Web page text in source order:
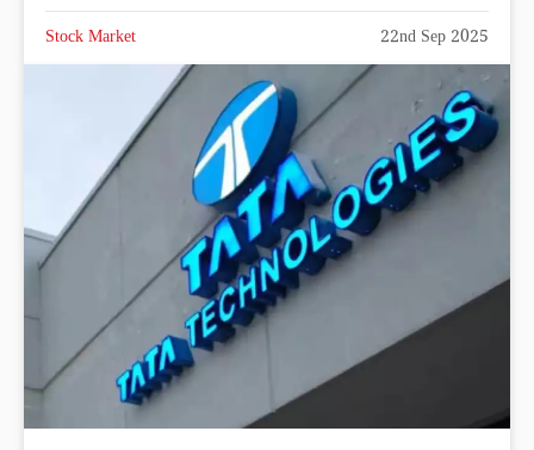
Stock Market 22nd Sep 2025